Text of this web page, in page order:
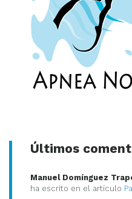
Últimos
Manuel Domínguez
ha escrito en el artículo